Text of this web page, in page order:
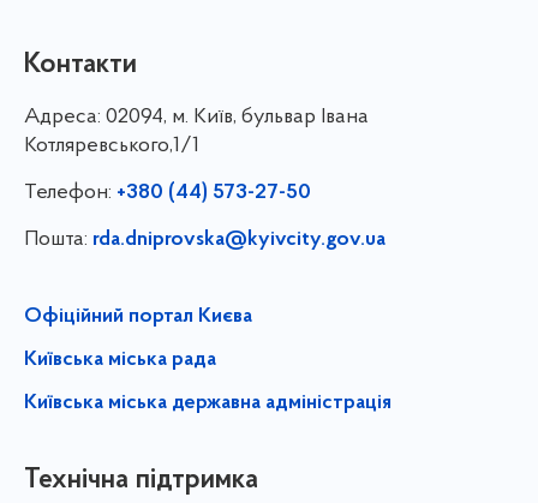
Контакти
Адреса: 02094, м. Київ, бульвар Івана
Котляревського,1/1
Телефон: +380 (44) 573-27-50
Пошта: rda.dniprovska@kyivcity.gov.ua
Офіційний портал Києва
Київська міська рада
Київська міська державна адміністрація
Технічна підтримка